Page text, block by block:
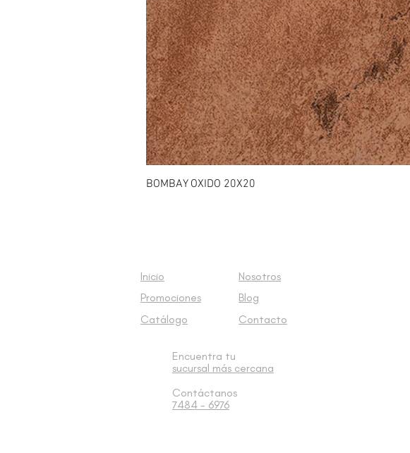
BOMBAY OXIDO 20X20
Inicio
Nosotros
Promociones
Blog
Catálogo
Contacto
Encuentra tu
sucursal más cercana
Contáctanos
7484 - 6976